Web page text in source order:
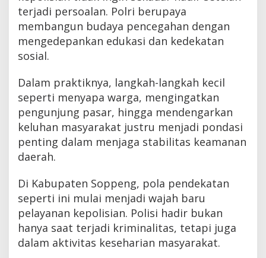
terjadi persoalan. Polri berupaya
membangun budaya pencegahan dengan
mengedepankan edukasi dan kedekatan
sosial.
Dalam praktiknya, langkah-langkah kecil
seperti menyapa warga, mengingatkan
pengunjung pasar, hingga mendengarkan
keluhan masyarakat justru menjadi pondasi
penting dalam menjaga stabilitas keamanan
daerah.
Di Kabupaten Soppeng, pola pendekatan
seperti ini mulai menjadi wajah baru
pelayanan kepolisian. Polisi hadir bukan
hanya saat terjadi kriminalitas, tetapi juga
dalam aktivitas keseharian masyarakat.